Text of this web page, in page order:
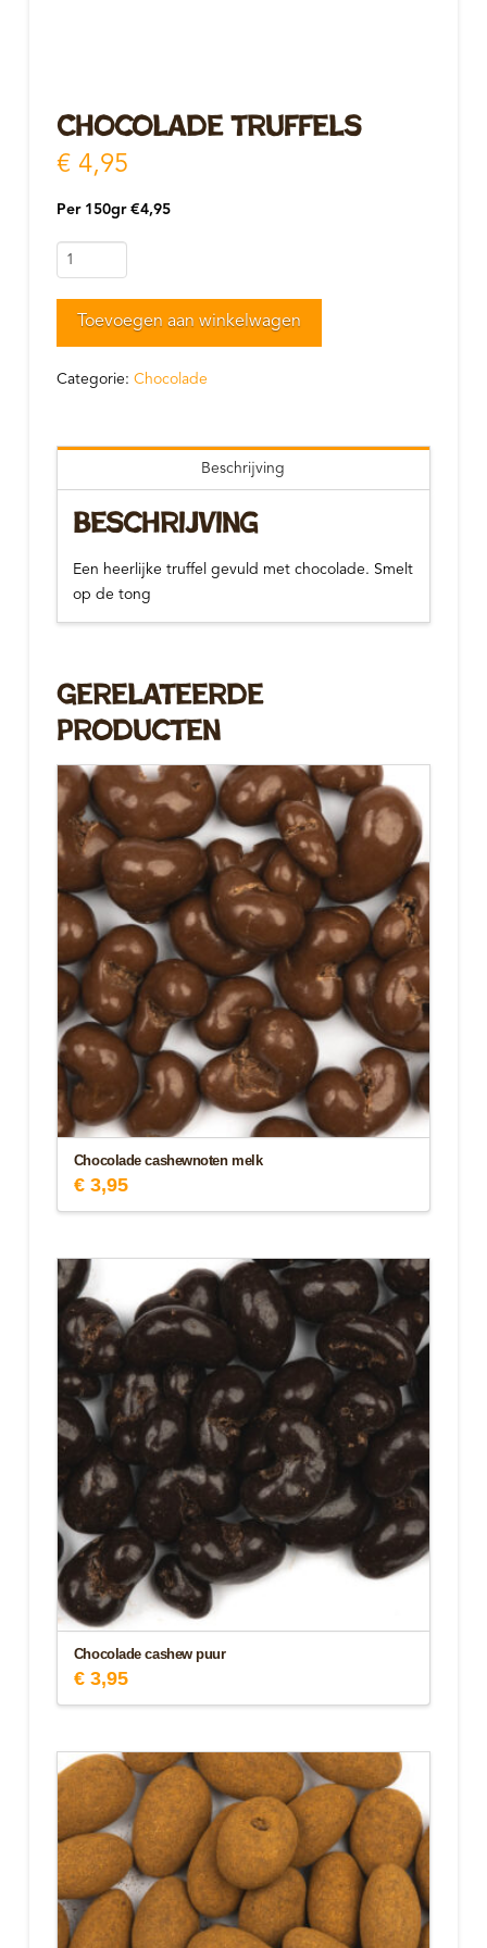
Chocolade truffels
€4,95
Per 150gr €4,95
Chocolade
truffels
aantal
Toevoegen aan winkelwagen
Categorie: Chocolade
Beschrijving
Beschrijving
Een heerlijke truffel gevuld met chocolade. Smelt
op de tong
Gerelateerde
Producten
Chocolade cashewnoten melk
€3,95
Chocolade cashew puur
€3,95